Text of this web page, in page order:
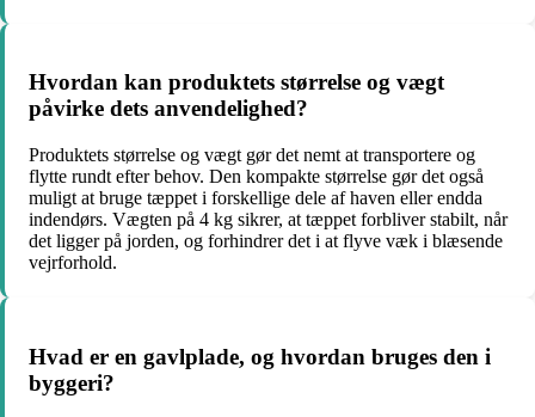
Hvordan kan produktets størrelse og vægt
påvirke dets anvendelighed?
Produktets størrelse og vægt gør det nemt at transportere og
flytte rundt efter behov. Den kompakte størrelse gør det også
muligt at bruge tæppet i forskellige dele af haven eller endda
indendørs. Vægten på 4 kg sikrer, at tæppet forbliver stabilt, når
det ligger på jorden, og forhindrer det i at flyve væk i blæsende
vejrforhold.
Hvad er en gavlplade, og hvordan bruges den i
byggeri?